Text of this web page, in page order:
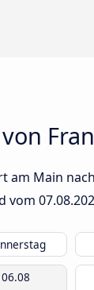
am Main
vom
06.08